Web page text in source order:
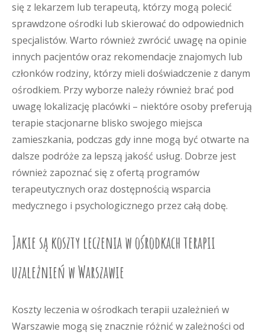
się z lekarzem lub terapeutą, którzy mogą polecić
sprawdzone ośrodki lub skierować do odpowiednich
specjalistów. Warto również zwrócić uwagę na opinie
innych pacjentów oraz rekomendacje znajomych lub
członków rodziny, którzy mieli doświadczenie z danym
ośrodkiem. Przy wyborze należy również brać pod
uwagę lokalizację placówki – niektóre osoby preferują
terapie stacjonarne blisko swojego miejsca
zamieszkania, podczas gdy inne mogą być otwarte na
dalsze podróże za lepszą jakość usług. Dobrze jest
również zapoznać się z ofertą programów
terapeutycznych oraz dostępnością wsparcia
medycznego i psychologicznego przez całą dobę.
Jakie są koszty leczenia w ośrodkach terapii
uzależnień w Warszawie
Koszty leczenia w ośrodkach terapii uzależnień w
Warszawie mogą się znacznie różnić w zależności od